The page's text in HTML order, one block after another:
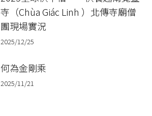
寺（Chùa Giác Linh ）北傳寺廟僧
團現場實況
2025/12/25
何為金剛乘
2025/11/21